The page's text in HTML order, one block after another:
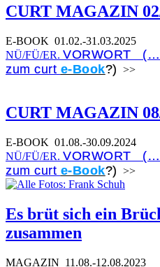
CURT MAGAZIN
E-BOOK 01.02.-31.03.2025
NÜ/FÜ/ER. VORWORT (…
zum curt e-Book?) >>
CURT MAGAZIN
E-BOOK 01.08.-30.09.2024
NÜ/FÜ/ER. VORWORT (…
zum curt e-Book?) >>
Es brüt sich ein
zusammen
MAGAZIN 11.08.-12.08.2023